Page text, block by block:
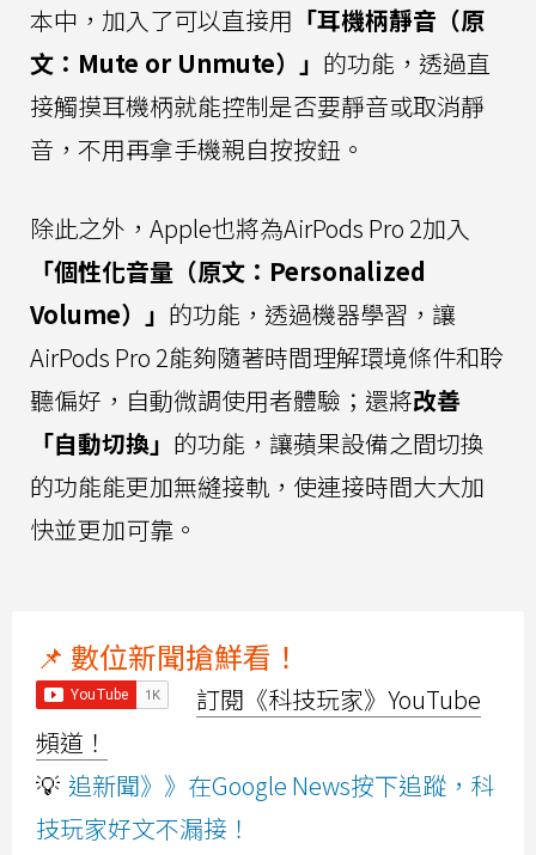
本中，加入了可以直接用 「耳機柄靜音（原
文：Mute or Unmute）」 的功能，透過直
接觸摸耳機柄就能控制是否要靜音或取消靜
音，不用再拿手機親自按按鈕。
除此之外，Apple也將為AirPods Pro 2加入
「個性化音量（原文：Personalized
Volume）」 的功能，透過機器學習，讓
AirPods Pro 2能夠隨著時間理解環境條件和聆
聽偏好，自動微調使用者體驗；還將改善
「自動切換」 的功能，讓蘋果設備之間切換
的功能能更加無縫接軌，使連接時間大大加
快並更加可靠。
📌 數位新聞搶鮮看！
訂閱《科技玩家》YouTube
頻道！
💡 追新聞》》在Google News按下追蹤，科
技玩家好文不漏接！